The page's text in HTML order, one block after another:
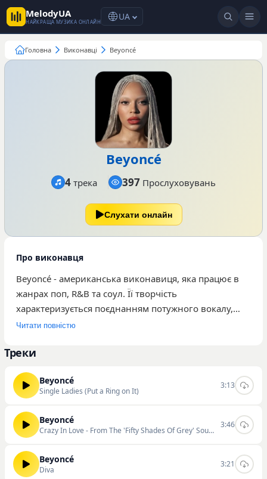
MelodyUA
НАЙКРАЩА МУЗИКА ОНЛАЙН UA
Головна Виконавці Beyoncé
Beyoncé
4 трека 397 Прослуховувань
Слухати онлайн
Про виконавця
Beyoncé - американська виконавиця, яка працює в
жанрах поп, R&B та соул. Її творчість
характеризується поєднанням потужного вокалу,
складних аранжувань та елементів сучасної
нашому каталозі композицій найбільшу
on It)», «Crazy In Love» із саундтреку до фільму
«П'ятдесят відтінків сірого» та «TYRANT». Музика
артистки орієнтована на широку аудиторію, що
цінує якісний продакшн та динамічні ритми. На
композиції, які загалом набрали 150
прослуховувань. Ви можете слухати та скачувати
Читати повністю
Треки
Beyoncé
Single Ladies (Put a Ring on It)
3:13
Beyoncé
Crazy In Love - From The 'Fifty Shades Of Grey' Soundtrack
3:46
Beyoncé
Diva
3:21